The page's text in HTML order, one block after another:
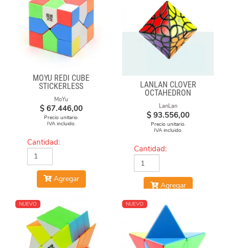
MOYU REDI CUBE
STICKERLESS
MoYu
$ 67.446,00
Precio unitario.
IVA incluido.
Cantidad:
Agregar
LANLAN CLOVER
OCTAHEDRON
LanLan
$ 93.556,00
Precio unitario.
IVA incluido.
Cantidad:
Agregar
NUEVO NUEVO